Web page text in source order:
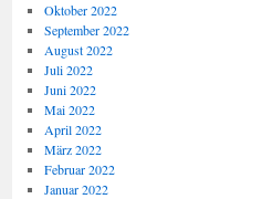
Oktober 2022
September 2022
August 2022
Juli 2022
Juni 2022
Mai 2022
April 2022
März 2022
Februar 2022
Januar 2022